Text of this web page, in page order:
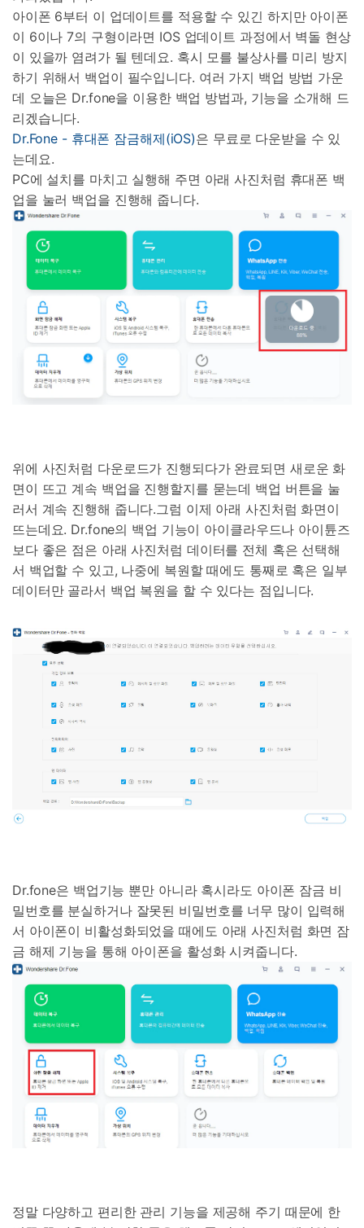
아이폰 6부터 이 업데이트를 적용할 수 있긴 하지만 아이폰
이 6이나 7의 구형이라면 IOS 업데이트 과정에서 벽돌 현상
이 있을까 염려가 될 텐데요. 혹시 모를 불상사를 미리 방지
하기 위해서 백업이 필수입니다. 여러 가지 백업 방법 가운
데 오늘은 Dr.fone을 이용한 백업 방법과, 기능을 소개해 드
리겠습니다.
Dr.Fone - 휴대폰 잠금해제(iOS)은 무료로 다운받을 수 있
는데요.
PC에 설치를 마치고 실행해 주면 아래 사진처럼 휴대폰 백
업을 눌러 백업을 진행해 줍니다.
위에 사진처럼 다운로드가 진행되다가 완료되면 새로운 화
면이 뜨고 계속 백업을 진행할지를 묻는데 백업 버튼을 눌
러서 계속 진행해 줍니다.그럼 이제 아래 사진처럼 화면이
뜨는데요. Dr.fone의 백업 기능이 아이클라우드나 아이튠즈
보다 좋은 점은 아래 사진처럼 데이터를 전체 혹은 선택해
서 백업할 수 있고, 나중에 복원할 때에도 통째로 혹은 일부
데이터만 골라서 백업 복원을 할 수 있다는 점입니다.
Dr.fone은 백업기능 뿐만 아니라 혹시라도 아이폰 잠금 비
밀번호를 분실하거나 잘못된 비밀번호를 너무 많이 입력해
서 아이폰이 비활성화되었을 때에도 아래 사진처럼 화면 잠
금 해제 기능을 통해 아이폰을 활성화 시켜줍니다.
정말 다양하고 편리한 관리 기능을 제공해 주기 때문에 한